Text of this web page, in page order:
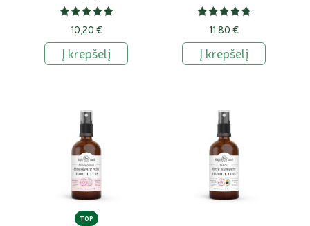
10,20 €
Į krepšelį
11,80 €
Į krepšelį
TOP